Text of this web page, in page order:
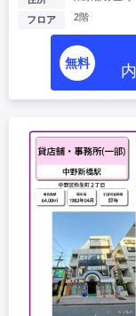
フロア 2階
無料